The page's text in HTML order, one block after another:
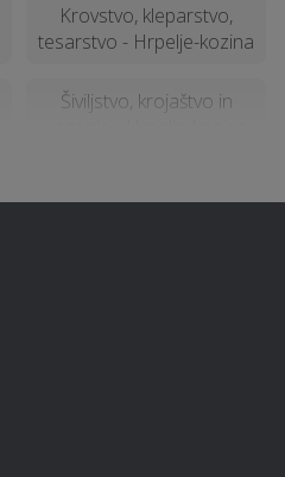
Krovstvo, kleparstvo,
tesarstvo - Hrpelje-kozina
Šiviljstvo, krojaštvo in